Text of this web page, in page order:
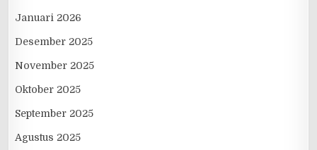
Januari 2026
Desember 2025
November 2025
Oktober 2025
September 2025
Agustus 2025